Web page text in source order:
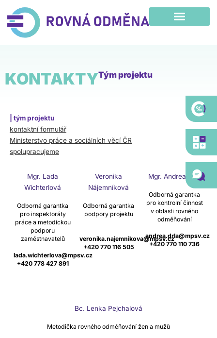
obsah
KONTAKTYTým projektu
| tým projektu
kontaktní formulář
Ministerstvo práce a sociálních věcí ČR
spolupracujeme
Mgr. Lada
Wichterlová
Odborná garantka
pro inspektoráty
práce a metodickou
podporu
zaměstnavatelů
lada.wichterlova@mpsv.cz
+420 778 427 891
Veronika
Nájemníková
Odborná garantka
podpory projektu
veronika.najemnikova@mpsv.cz
+420 770 116 505
Mgr. Andrea Drlá
Odborná garantka
pro kontrolní činnost
v oblasti rovného
odměňování
andrea.drla@mpsv.cz
+420 770 110 736
Bc. Lenka Pejchalová
Metodička rovného odměňování žen a mužů